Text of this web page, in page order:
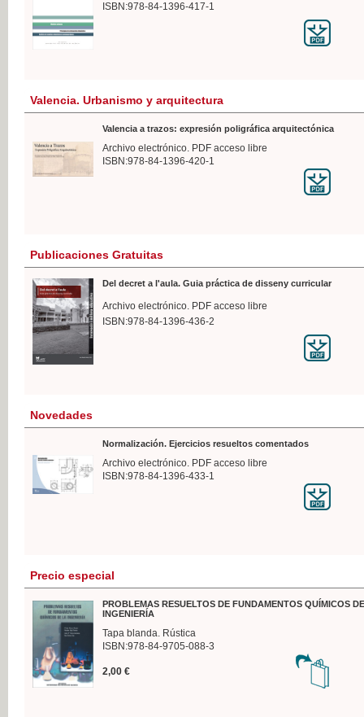
ISBN:978-84-1396-417-1
Valencia. Urbanismo y arquitectura
Valencia a trazos: expresión poligráfica arquitectónica
Archivo electrónico. PDF acceso libre
ISBN:978-84-1396-420-1
Publicaciones Gratuitas
Del decret a l'aula. Guia práctica de disseny curricular
Archivo electrónico. PDF acceso libre
ISBN:978-84-1396-436-2
Novedades
Normalización. Ejercicios resueltos comentados
Archivo electrónico. PDF acceso libre
ISBN:978-84-1396-433-1
Precio especial
PROBLEMAS RESUELTOS DE FUNDAMENTOS QUÍMICOS
INGENIERÍA
Tapa blanda. Rústica
ISBN:978-84-9705-088-3
2,00 €